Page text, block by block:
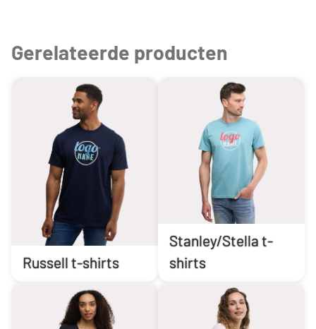
Gerelateerde producten
Russell t-shirts
Stanley/Stella t-
shirts